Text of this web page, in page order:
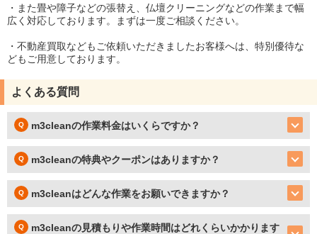
・また畳や障子などの張替え、仏壇クリーニングなどの作業まで幅
広く対応しております。まずは一度ご相談ください。
・不動産買取などもご依頼いただきましたお客様へは、特別優待な
どもご用意しております。
よくある質問
m3cleanの作業料金はいくらですか？
m3cleanの特典やクーポンはありますか？
m3cleanはどんな作業をお願いできますか？
m3cleanの見積もりや作業時間はどれくらいかかります